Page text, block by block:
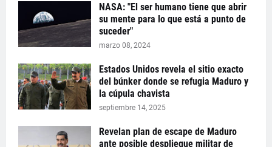
NASA: "El ser humano tiene que abrir
su mente para lo que está a punto de
suceder"
marzo 08, 2024
Estados Unidos revela el sitio exacto
del búnker donde se refugia Maduro y
la cúpula chavista
septiembre 14, 2025
Revelan plan de escape de Maduro
ante posible despliegue militar de